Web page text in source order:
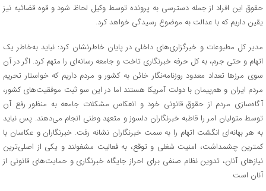
حقوق این افراد از جمله دسترسی به پرونده توسط وکیل لحاظ شود و قوه قضائیه نیز
یقین داریم که با عدالت به موضوع رسیدگی خواهد کرد.
مدیر کل مطبوعات و خبرگزاری‌های داخلی در پایان خاطرنشان کرد: نباید به‌خاطر یک
اتهام و حتی جرم، به کل حرفه خبرنگاری تاخت و جامعه رسانه‌ای را متهم کرد. اگر در آن
سوی مرزها تعداد معدود روزنامه‌نگار خائن به کشور و مردم داریم که خواستار تحریم
مردم ایران و هم‌پیمان با دولت آمریکا هستند اما در این سو ثبت موفقیت‌های کشور،
آگاه‌سازی مردم از حقوق قانونی خود و انعکاس مشکلات جامعه به منظور رفع آن
توسط متولیان امر را قاطبه خبرنگاران دلسوز و متعهد وطنی انجام می‌دهند. پس نباید
به هر بهانه‌ای انگشت اتهام را به سمت خبرنگاران نشانه رفت. خبرنگاران و عکاسان با
کمترین چشمداشت، امنیت شغلی و توقع، به فعالیت مشغولند و یکی از اصلی‌ترین
نیازهای آنان، تدوین نظام صنفی برای احراز جایگاه خبرنگاری و حمایت‌های قانونی از
آنان است